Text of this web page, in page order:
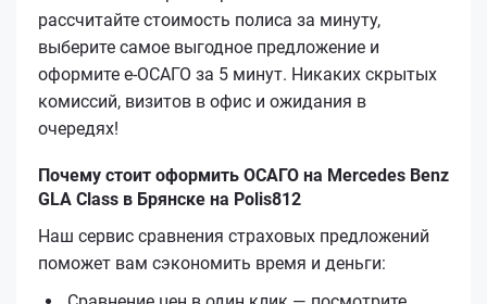
рассчитайте стоимость полиса за минуту,
выберите самое выгодное предложение и
оформите е‑ОСАГО за 5 минут. Никаких скрытых
комиссий, визитов в офис и ожидания в
очередях!
Почему стоит оформить ОСАГО на Mercedes Benz
GLA Class в Брянске на Polis812
Наш сервис сравнения страховых предложений
поможет вам сэкономить время и деньги: